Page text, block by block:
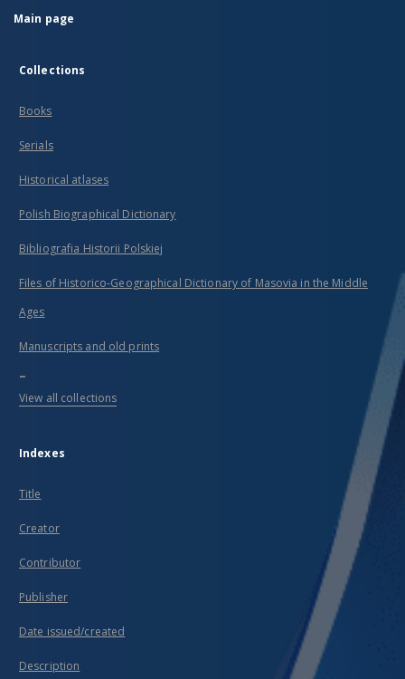
Main page
Collections
Books
Serials
Historical atlases
Polish Biographical Dictionary
Bibliografia Historii Polskiej
Files of Historico-Geographical Dictionary of Masovia in the Middle
Ages
Manuscripts and old prints
...
View all collections
Indexes
Title
Creator
Contributor
Publisher
Date issued/created
Description